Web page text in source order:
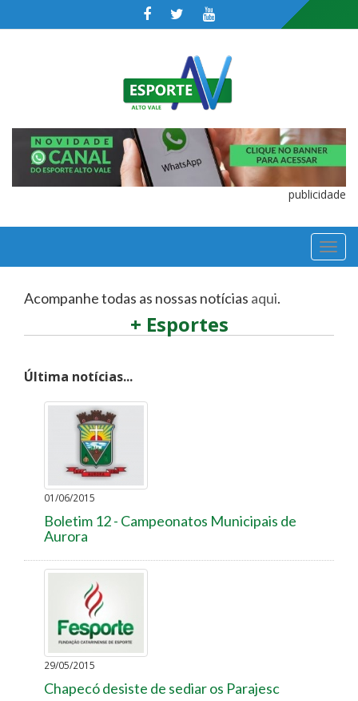
publicidade
Acompanhe todas as nossas notícias aqui.
+ Esportes
Última notícias...
01/06/2015
Boletim 12 - Campeonatos Municipais de
Aurora
29/05/2015
Chapecó desiste de sediar os Parajesc